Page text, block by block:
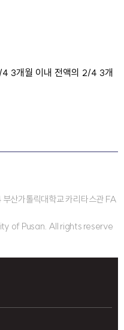
3개월 이내 전액의 2/4 3개
산가톨릭대학교 카리타스관 FA
of Pusan. All rights reserve